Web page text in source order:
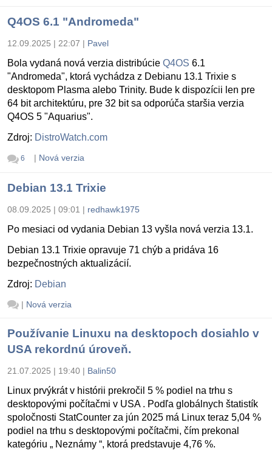
Q4OS 6.1 "Andromeda"
12.09.2025 | 22:07 | Pavel
Bola vydaná nová verzia distribúcie Q4OS 6.1
"Andromeda", ktorá vychádza z Debianu 13.1 Trixie s
desktopom Plasma alebo Trinity. Bude k dispozícii len pre
64 bit architektúru, pre 32 bit sa odporúča staršia verzia
Q4OS 5 "Aquarius".
Zdroj: DistroWatch.com
6 | Nová verzia
Debian 13.1 Trixie
08.09.2025 | 09:01 | redhawk1975
Po mesiaci od vydania Debian 13 vyšla nová verzia 13.1.
Debian 13.1 Trixie opravuje 71 chýb a pridáva 16
bezpečnostných aktualizácií.
Zdroj: Debian
| Nová verzia
Používanie Linuxu na desktopoch dosiahlo v
USA rekordnú úroveň.
21.07.2025 | 19:40 | Balin50
Linux prvýkrát v histórii prekročil 5 % podiel na trhu s
desktopovými počítačmi v USA . Podľa globálnych štatistík
spoločnosti StatCounter za jún 2025 má Linux teraz 5,04 %
podiel na trhu s desktopovými počítačmi, čím prekonal
kategóriu „ Neznámy “, ktorá predstavuje 4,76 %.